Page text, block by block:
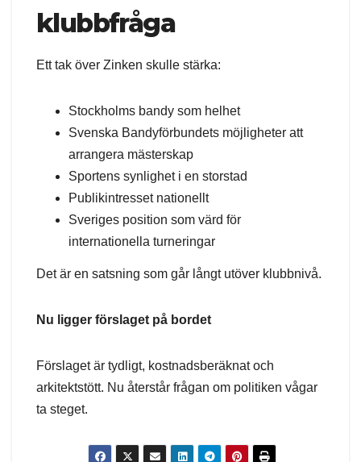
klubbfråga
Ett tak över Zinken skulle stärka:
Stockholms bandy som helhet
Svenska Bandyförbundets möjligheter att
arrangera mästerskap
Sportens synlighet i en storstad
Publikintresset nationellt
Sveriges position som värd för
internationella turneringar
Det är en satsning som går långt utöver klubbnivå.
Nu ligger förslaget på bordet
Förslaget är tydligt, kostnadsberäknat och
arkitektstött. Nu återstår frågan om politiken vågar
ta steget.